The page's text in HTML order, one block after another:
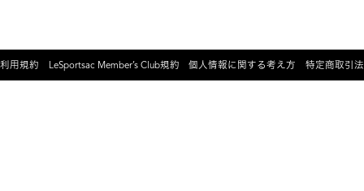
利用規約 LeSportsac Member’s Club規約 個人情報に関する考え方 特定商取引